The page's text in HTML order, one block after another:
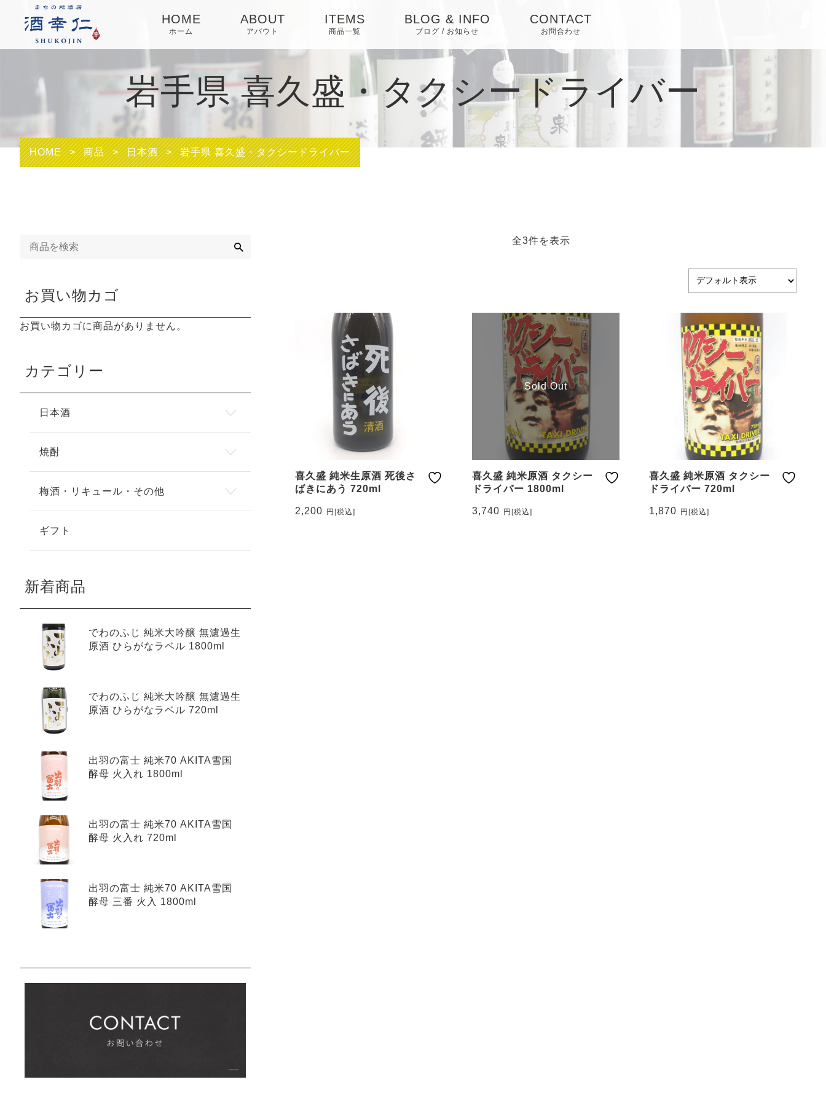
HOME
ホーム
ABOUT
アバウト
ITEMS
商品一覧
焼酎
梅酒・リキュール・
その他
BLOG & INFO
ブログ / お知らせ
ブログ
ピックアップ
CONTACT
お問合わせ
岩手県 喜久盛・タクシードライバー
HOME > 商品 > 日本酒 > 岩手県 喜久盛・タクシードライバー
全3件を表示
喜久盛 純米生原酒 死後さ
ばきにあう 720ml
2,200 円[税込]
Sold Out
喜久盛 純米原酒 タクシー
ドライバー 1800ml
3,740 円[税込]
喜久盛 純米原酒 タクシー
ドライバー 720ml
1,870 円[税込]
お買い物カゴ
お買い物カゴに商品がありません。
カテゴリー
日本酒
焼酎
梅酒・リキュール・その他
ギフト
新着商品
でわのふじ 純米大吟醸 無濾過生
原酒 ひらがなラベル 1800ml
でわのふじ 純米大吟醸 無濾過生
原酒 ひらがなラベル 720ml
出羽の富士 純米70 AKITA雪国
酵母 火入れ 1800ml
出羽の富士 純米70 AKITA雪国
酵母 火入れ 720ml
出羽の富士 純米70 AKITA雪国
酵母 三番 火入 1800ml